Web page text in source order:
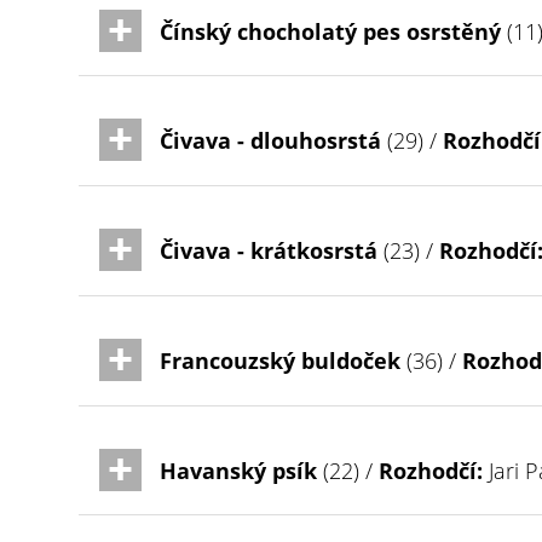
Čínský chocholatý pes osrstěný
Čivava - dlouhosrstá (29) /
Čivava - krátkosrstá (23) /
Francouzský buldoček (36) /
Havanský psík (22) / Rozhodčí: Jari